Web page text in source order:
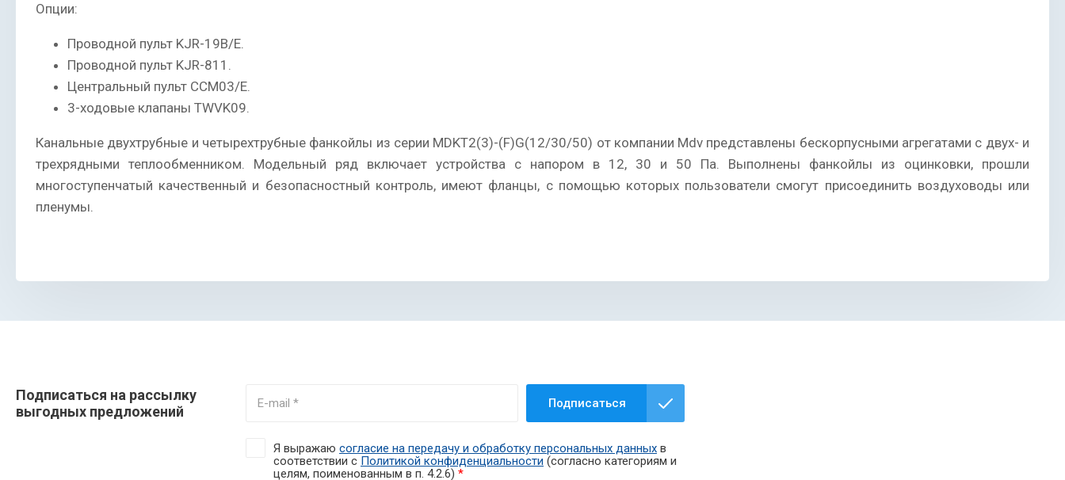
Опции:
Проводной пульт KJR-19B/E.
Проводной пульт KJR-811.
Центральный пульт CCM03/E.
3-ходовые клапаны TWVK09.
Канальные двухтрубные и четырехтрубные фанкойлы из серии MDKT2(3)-(F)G(12/30/50) от компании Mdv представлены бескорпусными агрегатами с двух- и
трехрядными теплообменником. Модельный ряд включает устройства с напором в 12, 30 и 50 Па. Выполнены фанкойлы из оцинковки, прошли
многоступенчатый качественный и безопасностный контроль, имеют фланцы, с помощью которых пользователи смогут присоединить воздуховоды или
пленумы.
Подписаться на рассылку
выгодных предложений
Я выражаю согласие на передачу и обработку персональных данных в
соответствии с Политикой конфиденциальности (согласно категориям и
целям, поименованным в п. 4.2.6) *
Подписаться